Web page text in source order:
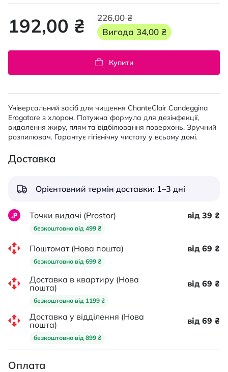
192,00 ₴
226,00 ₴
Вигода 34,00 ₴
Купити
Універсальний засіб для чищення ChanteClair Candeggina
Erogatore з хлором. Потужна формула для дезінфекції,
видалення жиру, плям та відбілювання поверхонь. Зручний
розпилювач. Гарантує гігієнічну чистоту у всьому домі.
Доставка
Орієнтовний термін доставки: 1–3 дні
Точки видачі (Prostor)
безкоштовно від 499 ₴
від 39 ₴
Поштомат (Нова пошта)
безкоштовно від 699 ₴
від 69 ₴
Доставка в квартиру (Нова
пошта)
безкоштовно від 1199 ₴
від 69 ₴
Доставка у відділення (Нова
пошта)
безкоштовно від 899 ₴
від 69 ₴
Оплата